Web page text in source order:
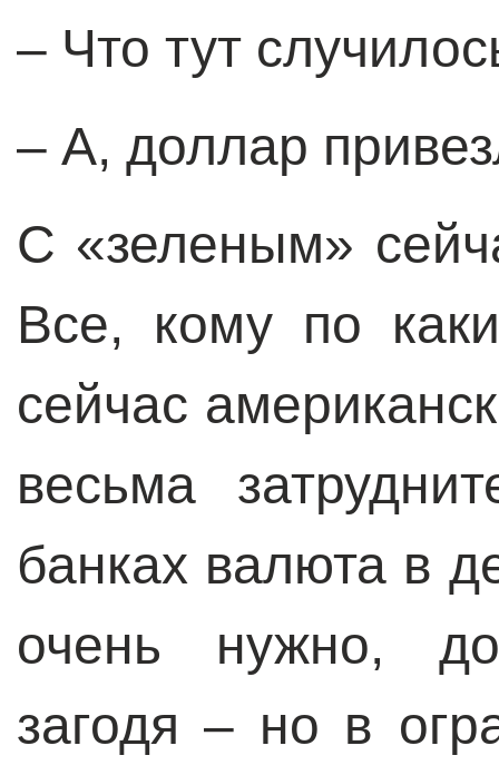
– Что тут
– А, доллар
С «зеленым»
Все, кому по
сейчас
весьма
банках валюта в
очень нужно,
загодя – но в